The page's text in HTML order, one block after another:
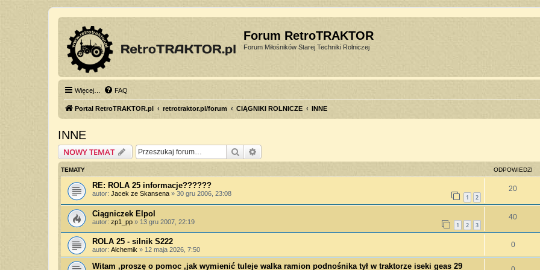
Forum RetroTRAKTOR
Forum Miłośników Starej Techniki Rolniczej
Więcej… FAQ
Portal RetroTRAKTOR.pl retrotraktor.pl/forum CIĄGNIKI ROLNICZE INNE
INNE
NOWY TEMAT Szukaj
TEMATY ODPOWIEDZI
RE: ROLA 25 informacje??????
autor: Jacek ze Skansena » 30 gru 2006, 23:08 1 2
20
Ciągniczek Elpol
autor: zp1_pp » 13 gru 2007, 22:19 1 2 3
40
ROLA 25 - silnik S222
autor: Alchemik » 12 maja 2026, 7:50
0
Witam ,proszę o pomoc ,jak wymienić tuleje walka ramion podnośnika tył w traktorze iseki geas 29